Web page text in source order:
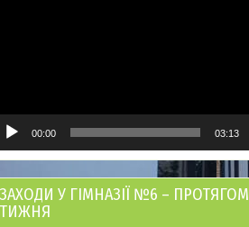
00:00 03:13
ЗАХОДИ У ГІМНАЗІЇ №6 – ПРОТЯГОМ
ТИЖНЯ